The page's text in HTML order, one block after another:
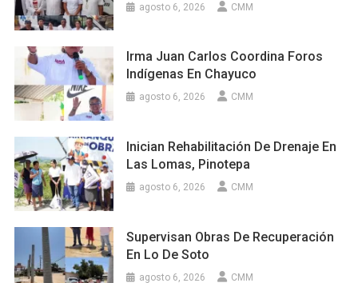
agosto 6, 2026 CMM
Irma Juan Carlos Coordina Foros
Indígenas En Chayuco
agosto 6, 2026 CMM
Inician Rehabilitación De Drenaje En
Las Lomas, Pinotepa
agosto 6, 2026 CMM
Supervisan Obras De Recuperación
En Lo De Soto
agosto 6, 2026 CMM